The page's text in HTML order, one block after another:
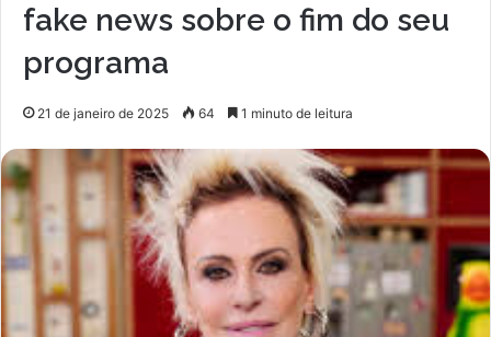
fake news sobre o fim do seu
programa
21 de janeiro de 2025 64 1 minuto de leitura